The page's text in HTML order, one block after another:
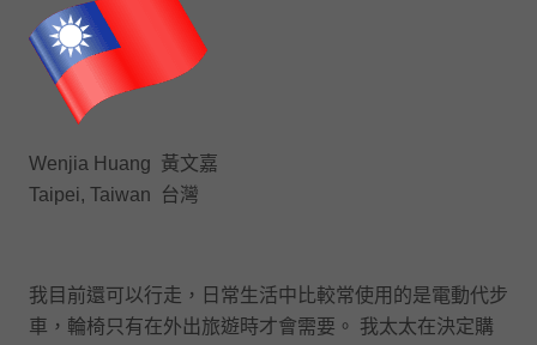
Wenjia Huang 黃文嘉
Taipei, Taiwan 台灣
我目前還可以行走，日常生活中比較常使用的是電動代步
車，輪椅只有在外出旅遊時才會需要。 我太太在決定購